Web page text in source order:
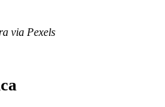
via Pexels